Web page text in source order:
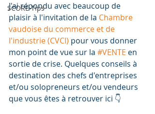
SCORE-Tips
J'ai répondu avec beaucoup de
plaisir à l'invitation de la Chambre
vaudoise du commerce et de
l'industrie (CVCI) pour vous donner
mon point de vue sur la #VENTE en
sortie de crise. Quelques conseils à
destination des chefs d'entreprises
et/ou solopreneurs et/ou vendeurs
que vous êtes à retrouver ici 👇